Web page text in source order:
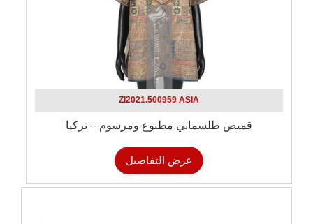
ZI2021.500959 ASIA
قميص طلسماني مطبوع ومرسوم – تركيا
عرض التفاصيل